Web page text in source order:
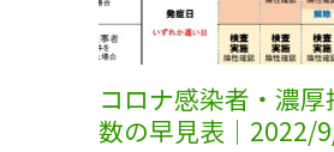
コロナ感染者・濃
数の早見表｜2022/